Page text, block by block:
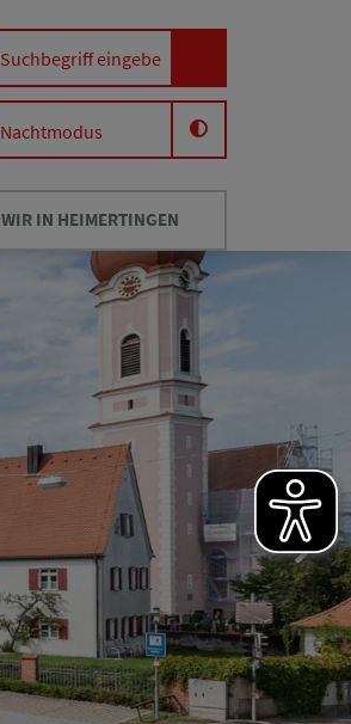
WIR IN HEIMERTINGEN
Nachtmodus